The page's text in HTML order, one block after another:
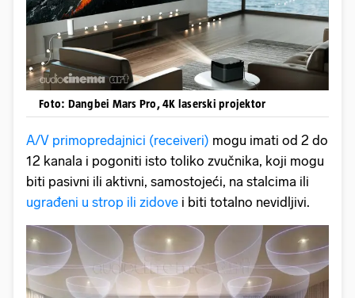
Foto: Dangbei Mars Pro, 4K laserski projektor
A/V primopredajnici (receiveri) mogu imati od 2 do
12 kanala i pogoniti isto toliko zvučnika, koji mogu
biti pasivni ili aktivni, samostojeći, na stalcima ili
ugrađeni u strop ili zidove i biti totalno nevidljivi.